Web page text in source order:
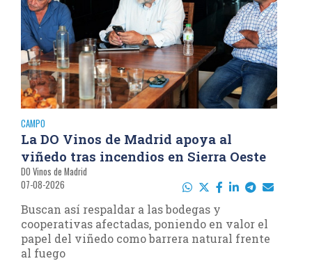
CAMPO
La DO Vinos de Madrid apoya al
viñedo tras incendios en Sierra Oeste
DO Vinos de Madrid
07-08-2026
Buscan así respaldar a las bodegas y
cooperativas afectadas, poniendo en valor el
papel del viñedo como barrera natural frente
al fuego